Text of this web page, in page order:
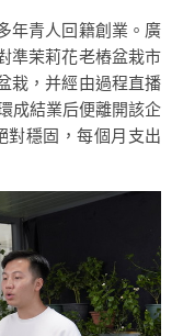
年青人回籍創業。廣
準茉莉花老樁盆栽市
栽，并經由過程直播
成結業后便離開該企
對穩固，每個月支出